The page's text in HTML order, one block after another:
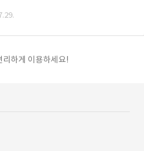
리하게 이용하세요!